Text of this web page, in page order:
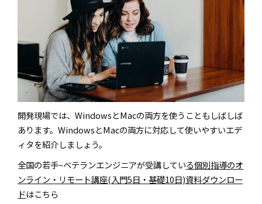
開発現場では、WindowsとMacの両方を使うこともしばしば
あります。WindowsとMacの両方に対応して使いやすいエデ
ィタを紹介しましょう。
全国の若手~ベテランエンジニアが受講している個別指導のオ
ンライン・リモート講座(入門5日・基礎10日)資料ダウンロー
ドはこちら